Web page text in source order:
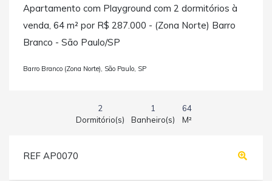
Apartamento com Playground com 2 dormitórios à
venda, 64 m² por R$ 287.000 - (Zona Norte) Barro
Branco - São Paulo/SP
Barro Branco (Zona Norte), São Paulo, SP
2
Dormitório(s)
1
Banheiro(s)
64
M²
REF AP0070